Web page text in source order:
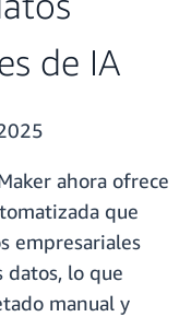
de IA
ahora ofrece
que
empresariales
datos, lo que
manual y